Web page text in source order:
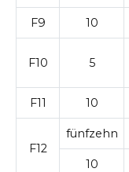
F9 10
F10 5
F11 10
F12
fünfzehn
10